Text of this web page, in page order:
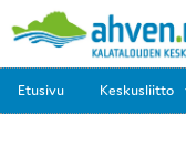
Etusivu Keskusliitto